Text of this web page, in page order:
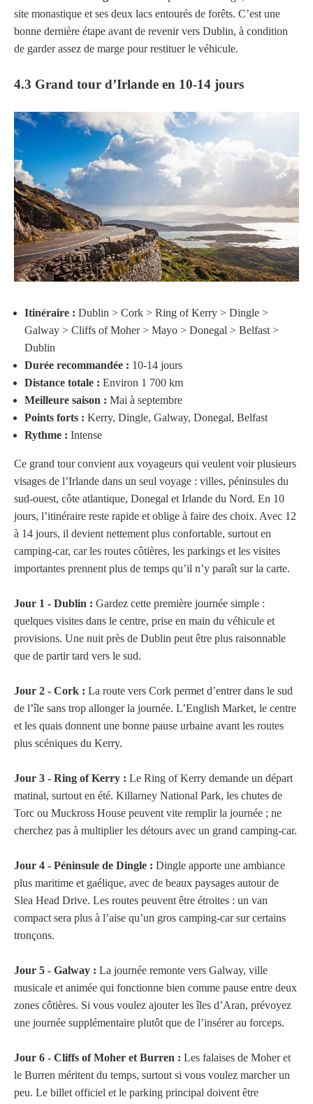
site monastique et ses deux lacs entourés de forêts. C’est une
bonne dernière étape avant de revenir vers Dublin, à condition
de garder assez de marge pour restituer le véhicule.
4.3 Grand tour d’Irlande en 10-14 jours
Itinéraire : Dublin > Cork > Ring of Kerry > Dingle >
Galway > Cliffs of Moher > Mayo > Donegal > Belfast >
Dublin
Durée recommandée : 10-14 jours
Distance totale : Environ 1 700 km
Meilleure saison : Mai à septembre
Points forts : Kerry, Dingle, Galway, Donegal, Belfast
Rythme : Intense
Ce grand tour convient aux voyageurs qui veulent voir plusieurs
visages de l’Irlande dans un seul voyage : villes, péninsules du
sud-ouest, côte atlantique, Donegal et Irlande du Nord. En 10
jours, l’itinéraire reste rapide et oblige à faire des choix. Avec 12
à 14 jours, il devient nettement plus confortable, surtout en
camping-car, car les routes côtières, les parkings et les visites
importantes prennent plus de temps qu’il n’y paraît sur la carte.
Jour 1 - Dublin : Gardez cette première journée simple :
quelques visites dans le centre, prise en main du véhicule et
provisions. Une nuit près de Dublin peut être plus raisonnable
que de partir tard vers le sud.
Jour 2 - Cork : La route vers Cork permet d’entrer dans le sud
de l’île sans trop allonger la journée. L’English Market, le centre
et les quais donnent une bonne pause urbaine avant les routes
plus scéniques du Kerry.
Jour 3 - Ring of Kerry : Le Ring of Kerry demande un départ
matinal, surtout en été. Killarney National Park, les chutes de
Torc ou Muckross House peuvent vite remplir la journée ; ne
cherchez pas à multiplier les détours avec un grand camping-car.
Jour 4 - Péninsule de Dingle : Dingle apporte une ambiance
plus maritime et gaélique, avec de beaux paysages autour de
Slea Head Drive. Les routes peuvent être étroites : un van
compact sera plus à l’aise qu’un gros camping-car sur certains
tronçons.
Jour 5 - Galway : La journée remonte vers Galway, ville
musicale et animée qui fonctionne bien comme pause entre deux
zones côtières. Si vous voulez ajouter les îles d’Aran, prévoyez
une journée supplémentaire plutôt que de l’insérer au forceps.
Jour 6 - Cliffs of Moher et Burren : Les falaises de Moher et
le Burren méritent du temps, surtout si vous voulez marcher un
peu. Le billet officiel et le parking principal doivent être